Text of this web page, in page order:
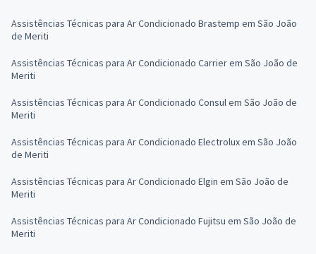
Assistências Técnicas para Ar Condicionado Brastemp em São João
de Meriti
Assistências Técnicas para Ar Condicionado Carrier em São João de
Meriti
Assistências Técnicas para Ar Condicionado Consul em São João de
Meriti
Assistências Técnicas para Ar Condicionado Electrolux em São João
de Meriti
Assistências Técnicas para Ar Condicionado Elgin em São João de
Meriti
Assistências Técnicas para Ar Condicionado Fujitsu em São João de
Meriti